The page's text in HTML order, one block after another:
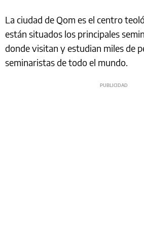
La ciudad de Qom es el centro
están situados los principales
donde visitan y estudian miles de
seminaristas de todo el mundo.